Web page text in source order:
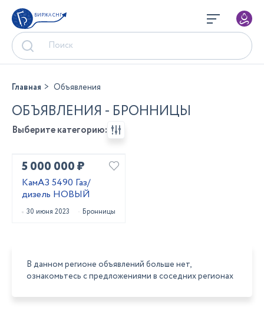
БИРЖА СНГ
Главная Объявления
ОБЪЯВЛЕНИЯ - БРОННИЦЫ
Выберите категорию:
5 000 000 ₽
КамАЗ 5490 Газ/
дизель НОВЫЙ
30 июня 2023 Бронницы
В данном регионе объявлений больше нет,
ознакомьтесь с предложениями в соседних регионах